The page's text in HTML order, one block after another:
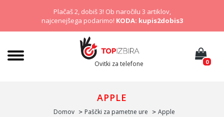
Plačaš 2, dobiš 3! Ob naročilu 3 artiklov,
najcenejšega podarimo! KODA: kupis2dobis3
Ovitki za telefone 0
APPLE
Domov Paščki za pametne ure Apple